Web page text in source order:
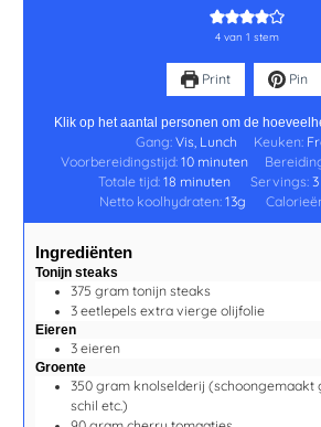
4 van 1 stem
Print Pin
Klik op het aantal personen om de
Gang:Vis, Lunch Keuken:
Voorbereidingstijd: 10 minuten
Totale tijd: 18 minuten Servings: 3
Netto koolhydraten: 13g
Ingrediënten
Tonijn steaks
375 gram tonijn steaks
3 eetlepels extra vierge olijfolie
Eieren
3 eieren
Groente
350 gram knolselderij (schoongemaakt
schil etc.)